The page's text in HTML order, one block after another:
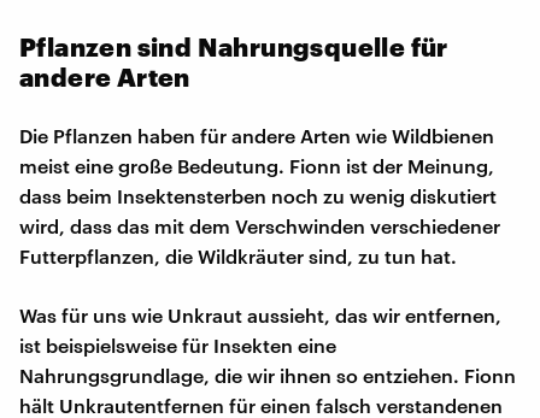
Pflanzen sind Nahrungsquelle für
andere Arten
Die Pflanzen haben für andere Arten wie Wildbienen
meist eine große Bedeutung. Fionn ist der Meinung,
dass beim Insektensterben noch zu wenig diskutiert
wird, dass das mit dem Verschwinden verschiedener
Futterpflanzen, die Wildkräuter sind, zu tun hat.
Was für uns wie Unkraut aussieht, das wir entfernen,
ist beispielsweise für Insekten eine
Nahrungsgrundlage, die wir ihnen so entziehen. Fionn
hält Unkrautentfernen für einen falsch verstandenen